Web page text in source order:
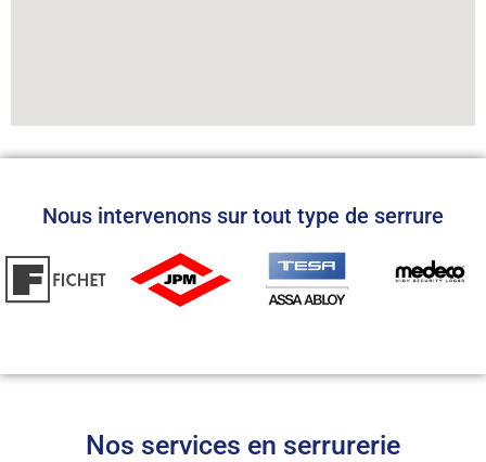
Nous intervenons sur tout type de serrure
Nos services en serrurerie